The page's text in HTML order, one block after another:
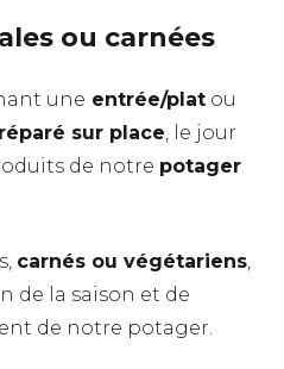
ou carnées
une entrée/plat ou
sur place, le jour
de notre potager
carnés ou végétariens,
de la saison et de
de notre potager.